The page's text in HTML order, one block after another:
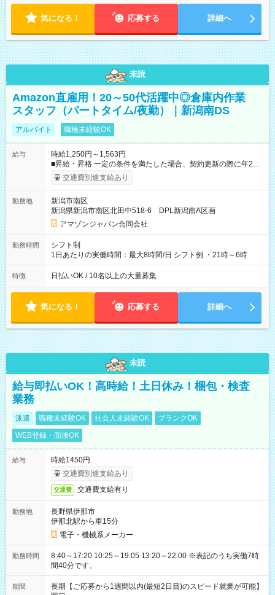
気になる！ 応募する 詳細へ
未読
Amazon直雇用！20～50代活躍中◎倉庫内作業
スタッフ（パートタイム/夜勤）｜新潟南DS
アルバイト 職種未経験OK
給与
時給1,250円～1,563円
■昇給・昇格 一定の条件を満たした場合、契約更新の際に年2回
まで昇給の機会があります。 ■正社員登用制度あり ※月末締/翌
月25日支払い ※時間外手当、別途支給 ※深夜割増賃金 (22:00～
☆Amazon直雇用で安定して働けます！ 【試用期間】試用期間
あり 試用期間の長さ：1週間 雇用形態、給与は本採用時と同じ
です。
交通費別途支給あり
勤務地
新潟市南区
新潟県新潟市南区北田中518-6 DPL新潟南A区画
アマゾンジャパン合同会社
勤務時間
シフト制
1日あたりの実働時間：最大8時間/日 シフト例 ・21時～6時
特徴 日払いOK / 10名以上の大量募集
気になる！ 応募する 詳細へ
未読
給与即払いOK！高時給！土日休み！梱包・検査
業務
派遣 職種未経験OK 社会人未経験OK
ブランクOK
WEB登録・面接OK
給与
時給1450円
交通費別途支給あり
交通費 交通費支給有り
勤務地
長野県伊那市
伊那北駅から車15分
電子・機械系メーカー
勤務時間
8:40～17:20 10:25～19:05 13:20～22:00 ※表記のうち実働7時
間40分です。
期間
長期【ご応募から1週間以内(最短2日目)のスピード就業が可能】